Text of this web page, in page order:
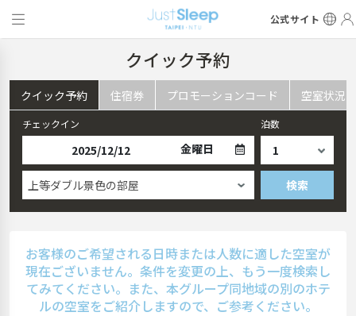
公式サイト
クイック予約
クイック予約 住宿券 プロモーションコード 空室状況
チェックイン
金曜日
泊数
上等ダブル景色の部屋 検索
お客様のご希望される日時または人数に適した空室が
現在ございません。条件を変更の上、もう一度検索し
てみてください。また、本グループ同地域の別のホテ
ルの空室をご紹介しますので、ご参考ください。